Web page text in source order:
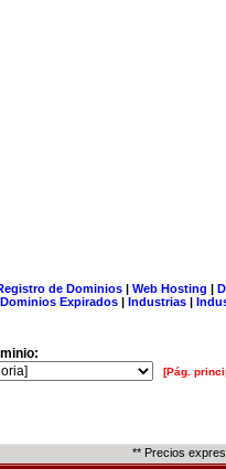
de Dominios| Web Hosting |
Dominios Expirados | Industrias |
[Pág.
** Precios